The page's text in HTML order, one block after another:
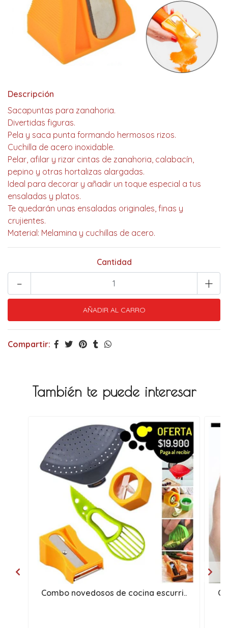
Descripción
Sacapuntas para zanahoria.
Divertidas figuras.
Pela y saca punta formando hermosos rizos.
Cuchilla de acero inoxidable.
Pelar, afilar y rizar cintas de zanahoria, calabacín,
pepino y otras hortalizas alargadas.
Ideal para decorar y añadir un toque especial a tus
ensaladas y platos.
Te quedarán unas ensaladas originales, finas y
crujientes.
Material: Melamina y cuchillas de acero.
Cantidad
+
-
Compartir:
También te puede interesar
Combo novedosos de cocina escurri..